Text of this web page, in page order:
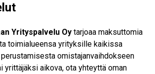
Yrityspalvelu Oy tarjoaa maksuttomia
toimialueensa yrityksille kaikissa
omistajanvaihdokseen
yrittäjäksi aikova, ota yhteyttä oman